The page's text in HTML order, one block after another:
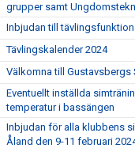
grupper samt
Inbjudan till
Tävlingskalender 2024
Välkomna till Gustavsbergs
Eventuellt inställda
temperatur i bassängen
Inbjudan för alla klubbens
Åland den 9-11 februari